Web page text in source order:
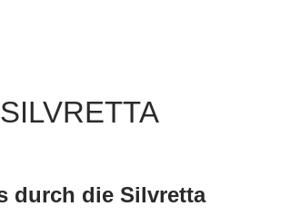
durch die Silvretta